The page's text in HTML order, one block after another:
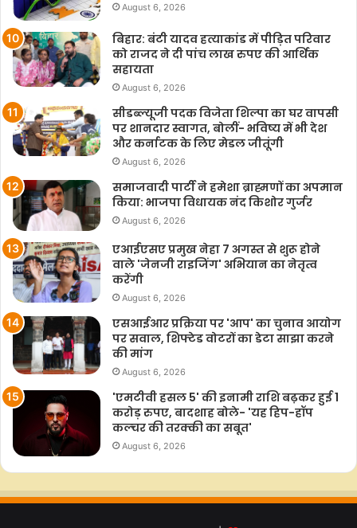
August 6, 2026
बिहार: बंटी यादव हत्याकांड में पीड़ित परिवार
को राजद ने दी पांच लाख रुपए की आर्थिक
सहायता
August 6, 2026
सीडब्ल्यूजी पदक विजेता शिल्पा का घर वापसी
पर शानदार स्वागत, बोलीं- भविष्य में भी देश
और कर्नाटक के लिए मेडल जीतूंगी
August 6, 2026
समाजवादी पार्टी ने हमेशा ब्राह्मणों का अपमान
किया: भाजपा विधायक नंद किशोर गुर्जर
August 6, 2026
एआईएसए प्रमुख नेहा 7 अगस्त से शुरू होने
वाले 'जेनजी राइजिंग' अभियान का नेतृत्व
करेंगी
August 6, 2026
एसआईआर प्रक्रिया पर 'आप' का चुनाव आयोग
पर सवाल, शिफ्टेड वोटरों का डेटा साझा करने
की मांग
August 6, 2026
'एमटीवी हसल 5' की इनामी राशि बढ़कर हुई 1
करोड़ रुपए, बादशाह बोले- 'यह हिप-हॉप
कल्चर की तरक्की का सबूत'
August 6, 2026